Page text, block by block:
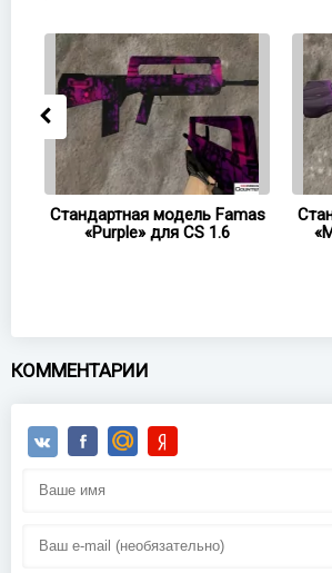
Стандартная модель Famas
«Purple» для CS 1.6
КОММЕНТАРИИ